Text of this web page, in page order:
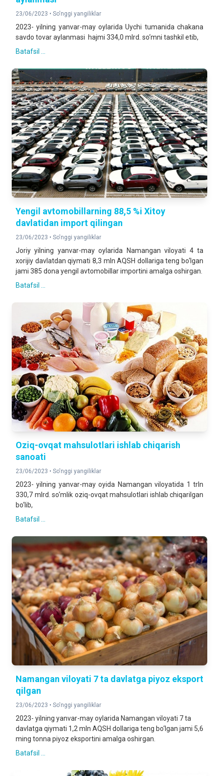
23/06/2023 • So'nggi yangiliklar
2023- yilning yanvar-may oylarida Uychi tumanida chakana
savdo tovar aylanmasi hajmi 334,0 mlrd. so‘mni tashkil etib,
Batafsil ...
Yengil avtomobillarning 88,5 %i Xitoy
davlatidan import qilingan
23/06/2023 • So'nggi yangiliklar
Joriy yilning yanvar-may oylarida Namangan viloyati 4 ta
xorijiy davlatdan qiymati 8,3 mln AQSH dollariga teng bo‘lgan
jami 385 dona yengil avtomobillar importini amalga oshirgan.
Batafsil ...
Oziq-ovqat mahsulotlari ishlab chiqarish
sanoati
23/06/2023 • So'nggi yangiliklar
2023- yilning yanvar-may oyida Namangan viloyatida 1 trln
330,7 mlrd. so‘mlik oziq-ovqat mahsulotlari ishlab chiqarilgan
bo‘lib,
Batafsil ...
Namangan viloyati 7 ta davlatga piyoz eksport
qilgan
23/06/2023 • So'nggi yangiliklar
2023- yilning yanvar-may oylarida Namangan viloyati 7 ta
davlatga qiymati 1,2 mln AQSH dollariga teng bo‘lgan jami 5,6
ming tonna piyoz eksportini amalga oshirgan.
Batafsil ...